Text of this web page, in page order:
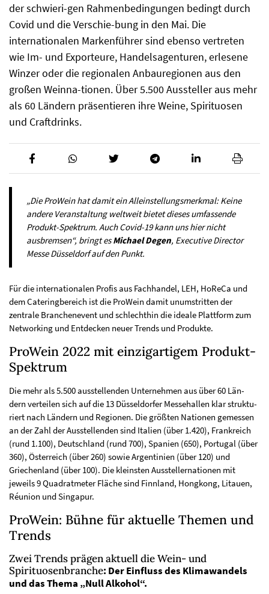
der schwieri-gen Rahmenbedingungen bedingt durch
Covid und die Verschie-bung in den Mai. Die
internationalen Markenführer sind ebenso vertreten
wie Im- und Exporteure, Handelsagenturen, erlesene
Winzer oder die regionalen Anbauregionen aus den
großen Weinna-tionen. Über 5.500 Aussteller aus mehr
als 60 Ländern präsentieren ihre Weine, Spirituosen
und Craftdrinks.
„Die ProWein hat damit ein Alleinstellungsmerkmal: Keine
andere Veranstaltung weltweit bietet dieses umfassende
Produkt-Spektrum. Auch Covid-19 kann uns hier nicht
ausbremsen“, bringt esMichael Degen, Executive Director
Messe Düsseldorf auf den Punkt.
Für die internationalen Profis aus Fachhandel, LEH, HoReCa und
dem Cateringbereich ist die ProWein damit unumstritten der
zentrale Branchenevent und schlechthin die ideale Plattform zum
Networking und Entdecken neuer Trends und Produkte.
ProWein 2022 mit einzigartigem Produkt-
Spektrum
Die mehr als 5.500 ausstellenden Unternehmen aus über 60 Län-
dern verteilen sich auf die 13 Düsseldorfer Messehallen klar struktu-
riert nach Ländern und Regionen. Die größten Nationen gemessen
an der Zahl der Ausstellenden sind Italien (über 1.420), Frankreich
(rund 1.100), Deutschland (rund 700), Spanien (650), Portugal (über
360), Österreich (über 260) sowie Argentinien (über 120) und
Griechenland (über 100). Die kleinsten Ausstellernationen mit
jeweils 9 Quadratmeter Fläche sind Finnland, Hongkong, Litauen,
Réunion und Singapur.
ProWein: Bühne für aktuelle Themen und
Trends
Zwei Trends prägen aktuell die Wein- und
Spirituosenbranche: Der Einfluss des Klimawandels
und das Thema „Null Alkohol“.